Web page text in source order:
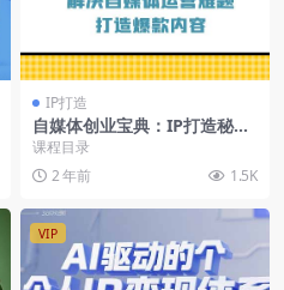
IP打造
自媒体创业宝典：IP打造秘
籍，解决自媒体运营难题，打
课程目录
2 年前
1.5K
VIP